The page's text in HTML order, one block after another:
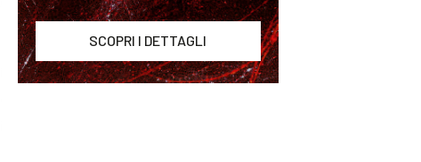
SCOPRI I DETTAGLI